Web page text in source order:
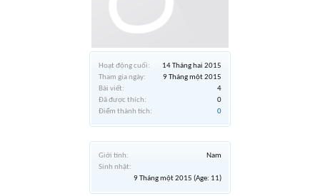
Hoạt động cuối:
14 Tháng hai 2015
Tham gia ngày:
9 Tháng một 2015
Bài viết:
4
Đã được thích:
0
Điểm thành tích:
0
Giới tính:
Nam
Sinh nhật:
9 Tháng một 2015 (Age: 11)